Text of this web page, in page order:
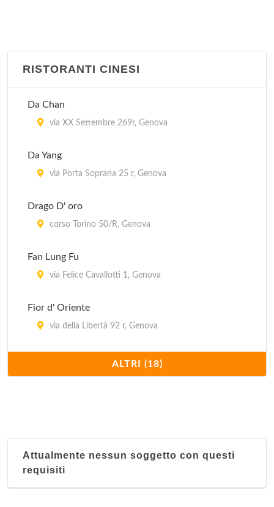
RISTORANTI CINESI
Da Chan
via XX Settembre 269r, Genova
Da Yang
via Porta Soprana 25 r, Genova
Drago D' oro
corso Torino 50/R, Genova
Fan Lung Fu
via Felice Cavallotti 1, Genova
Fior d' Oriente
via della Libertà 92 r, Genova
via Vernazza 8, Genova
Grande Shanghai
ALTRI (18)
Attualmente nessun soggetto con questi
requisiti